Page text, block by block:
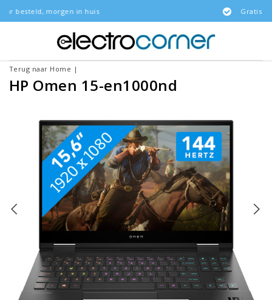
in huis
Terug naar Home |
HP Omen 15-en1000nd